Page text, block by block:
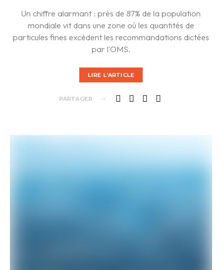
Un chiffre alarmant : près de 87% de la population
mondiale vit dans une zone où les quantités de
particules fines excèdent les recommandations dictées
par l'OMS.
LIRE L'ARTICLE
PARTAGER